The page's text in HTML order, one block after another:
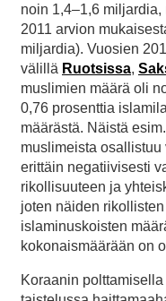
noin 1,4–1,6
2011 arvion
miljardia). Vuosien
välillä Ruotsissa,
muslimien määrä oli
0,76 prosenttia
määrästä. Näistä
muslimeista osallistuu
erittäin negatiivisesti
rikollisuuteen ja
joten näiden
islaminuskoisten
kokonaismäärään on
Koraanin